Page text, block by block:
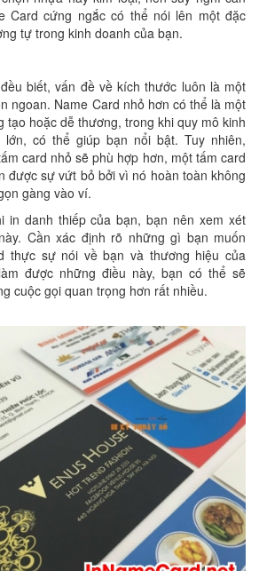
Card cứng ngắc có thể nói lên một đặc
tự trong kinh doanh của bạn.
biết, vấn đề về kích thước luôn là một
ngoan. Name Card nhỏ hơn có thể là một
tạo hoặc dễ thương, trong khi quy mô kinh
lớn, có thể giúp bạn nổi bật. Tuy nhiên,
card nhỏ sẽ phù hợp hơn, một tấm card
được sự vứt bỏ bởi vì nó hoàn toàn không
gàng vào ví.
in danh thiếp của bạn, bạn nên xem xét
Cần xác định rõ những gì bạn muốn
thực sự nói về bạn và thương hiệu của
được những điều này, bạn có thể sẽ
cuộc gọi quan trọng hơn rất nhiều.